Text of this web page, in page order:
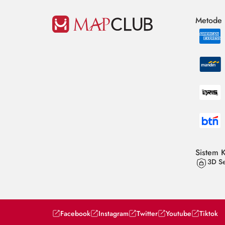
Metode
Sistem
3D
Facebook Instagram Twitter Youtube Tiktok